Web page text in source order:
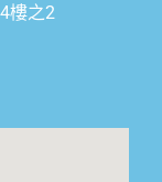
樓之2